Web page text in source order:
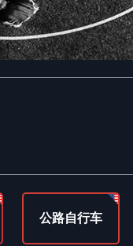
公路自行车